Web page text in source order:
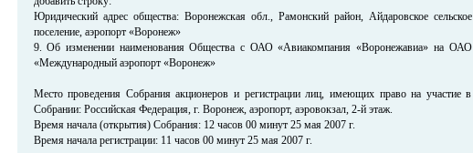
Юридический адрес общества: Воронежская обл., Рамонский район, Айдаровское сельское
поселение, аэропорт «Воронеж»
9. Об изменении наименования Общества с ОАО «Авиакомпания «Воронежавиа» на ОАО
«Международный аэропорт «Воронеж»
Место проведения Собрания акционеров и регистрации лиц, имеющих право на участие в
Собрании: Российская Федерация, г. Воронеж, аэропорт, аэровокзал, 2-й этаж.
Время начала (открытия) Собрания: 12 часов 00 минут 25 мая 2007 г.
Время начала регистрации: 11 часов 00 минут 25 мая 2007 г.